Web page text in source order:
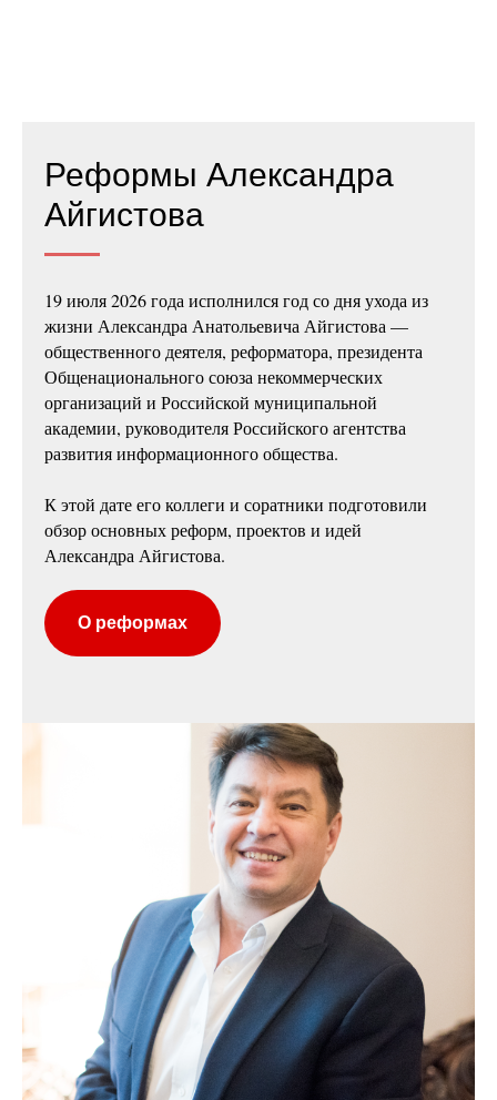
Реформы Александра
Айгистова
19 июля 2026 года исполнился год со дня ухода из
жизни Александра Анатольевича Айгистова —
общественного деятеля, реформатора, президента
Общенационального союза некоммерческих
организаций и Российской муниципальной
академии, руководителя Российского агентства
развития информационного общества.
К этой дате его коллеги и соратники подготовили
обзор основных реформ, проектов и идей
Александра Айгистова.
О реформах